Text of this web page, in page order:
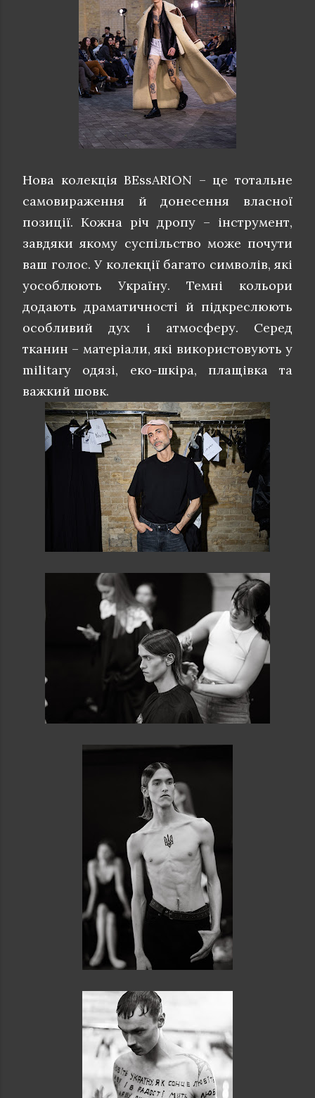
Нова колекція BEssARION – це тотальне
самовираження й донесення власної
позиції. Кожна річ дропу – інструмент,
завдяки якому суспільство може почути
ваш голос. У колекції багато символів, які
уособлюють Україну. Темні кольори
додають драматичності й підкреслюють
особливий дух і атмосферу. Серед
тканин – матеріали, які використовують у
military одязі, еко-шкіра, плащівка та
важкий шовк.